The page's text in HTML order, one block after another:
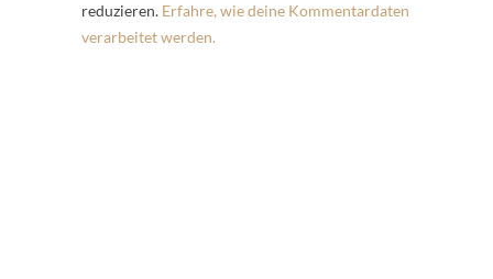
reduzieren. Erfahre, wie deine Kommentardaten
verarbeitet werden.